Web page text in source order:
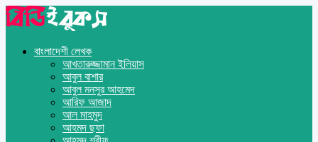
বাংলাদেশী লেখক
আখতারুজ্জামান ইলিয়াস
আবুল বাশার
আবুল মনসুর আহমেদ
আরিফ আজাদ
আল মাহমুদ
আহমদ ছফা